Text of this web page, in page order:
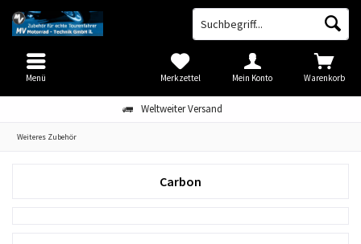
Weltweiter Versand
Warenkorb
Merkzettel Mein Konto
Menü
Weiteres Zubehör
Carbon